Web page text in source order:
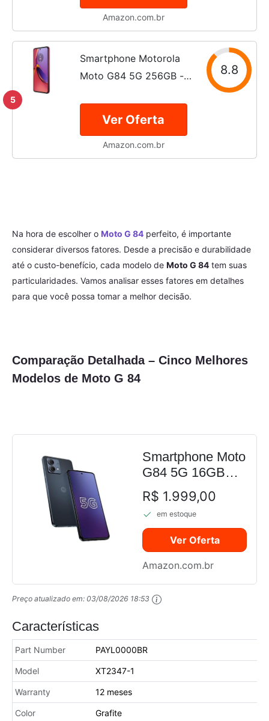
Amazon.com.br
5
Smartphone Motorola
Moto G84 5G 256GB -
Câmera Dupla 50MP +
8MP, Selfie 16MP e Tela
8.8
Ver Oferta
Amazon.com.br
Na hora de escolher o Moto G 84 perfeito, é importante
considerar diversos fatores. Desde a precisão e durabilidade
até o custo-benefício, cada modelo de Moto G 84 tem suas
particularidades. Vamos analisar esses fatores em detalhes
para que você possa tomar a melhor decisão.
Comparação Detalhada – Cinco Melhores
Modelos de Moto G 84
Smartphone Moto
G84 5G 16GB
RAM Boost*
256GB Grafite
R$ 1.999,00
em estoque
Ver Oferta
Amazon.com.br
Preço atualizado em: 03/08/2026 18:53
Características
Part Number PAYL0000BR
Model XT2347-1
Warranty 12 meses
Color Grafite